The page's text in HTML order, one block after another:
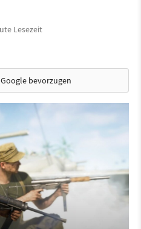
Lesezeit
bevorzugen